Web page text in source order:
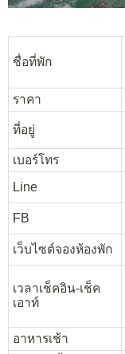
ชื่อที่พัก
ราคา
ที่อยู่
เบอร์โทร
Line
FB
เว็บไซต์จองห้องพัก
เวลาเช็คอิน-เช็ค
เอาท์
อาหารเช้า